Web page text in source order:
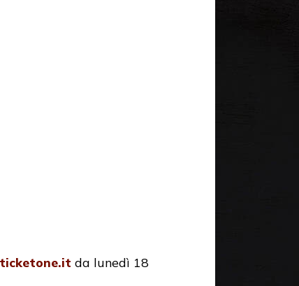
da lunedì 18